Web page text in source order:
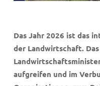
Das Jahr 2026 ist das
der Landwirtschaft.
aufgreifen und im